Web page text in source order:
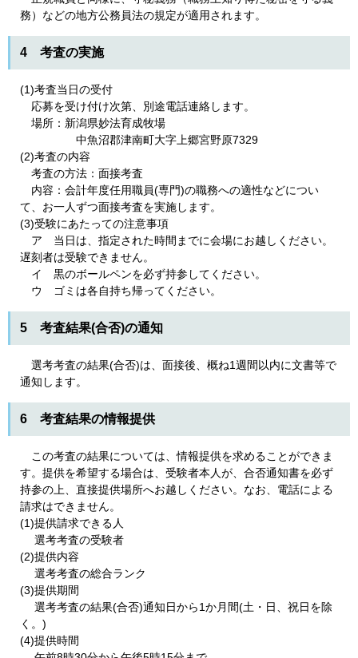
務）などの地方公務員法の規定が適用されます。
4 考査の実施
(1)考査当日の受付
応募を受け付け次第、別途電話連絡します。
場所：新潟県妙法育成牧場
中魚沼郡津南町大字上郷宮野原7329
(2)考査の内容
考査の方法：面接考査
内容：会計年度任用職員(専門)の職務への適性などについ
て、お一人ずつ面接考査を実施します。
(3)受験にあたっての注意事項
ア 当日は、指定された時間までに会場にお越しください。
遅刻者は受験できません。
イ 黒のボールペンを必ず持参してください。
ウ ゴミは各自持ち帰ってください。
5 考査結果(合否)の通知
選考考査の結果(合否)は、面接後、概ね1週間以内に文書等で
通知します。
6 考査結果の情報提供
この考査の結果については、情報提供を求めることができま
す。提供を希望する場合は、受験者本人が、合否通知書を必ず
持参の上、直接提供場所へお越しください。なお、電話による
請求はできません。
(1)提供請求できる人
選考考査の受験者
(2)提供内容
選考考査の総合ランク
(3)提供期間
選考考査の結果(合否)通知日から1か月間(土・日、祝日を除
く。)
(4)提供時間